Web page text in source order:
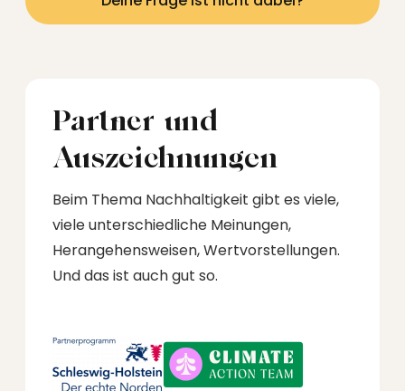
Partner und
Auszeichnungen
Beim Thema Nachhaltigkeit gibt es viele,
viele unterschiedliche Meinungen,
Herangehensweisen, Wertvorstellungen.
Und das ist auch gut so.